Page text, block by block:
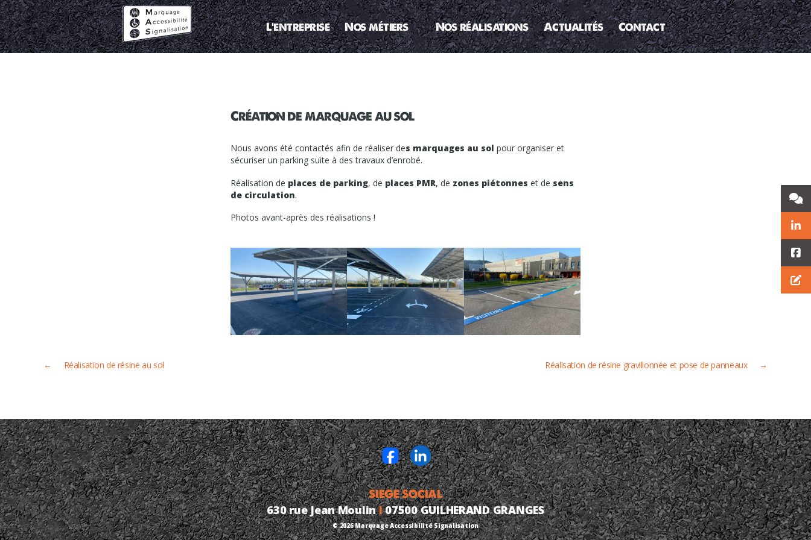
Marquage
L’entreprise Nos métiers Nos réalisations Actualités Contact
Création de marquage au sol
Nous avons été contactés afin de réaliser des marquages au sol pour organiser et
sécuriser un parking suite à des travaux d’enrobé.
Réalisation de places de parking, de places PMR, de zones piétonnes et de sens
de circulation.
Photos avant-après des réalisations !
← Réalisation de résine au sol →
Réalisation de résine gravillonnée et pose de panneaux
SIEGE SOCIAL
630 rue Jean MoulinI07500 GUILHERAND GRANGES
© 2026Marquage Accessibilité Signalisation